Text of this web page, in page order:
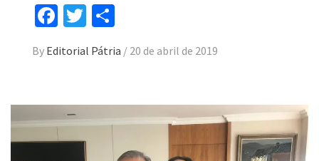
Facebook
Twitter
By Editorial Pátria / 20 de abril de 2019